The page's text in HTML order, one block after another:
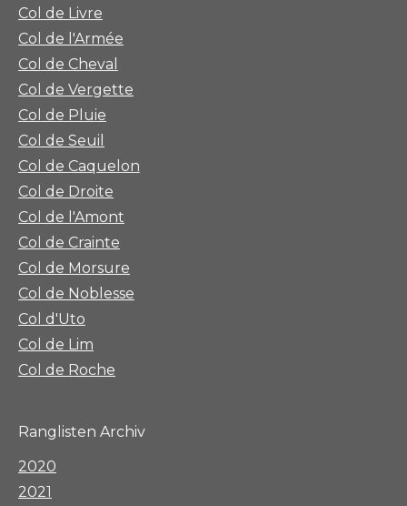
Col de Livre
Col de l'Armée
Col de Cheval
Col de Vergette
Col de Pluie
Col de Seuil
Col de Caquelon
Col de Droite
Col de l'Amont
Col de Crainte
Col de Morsure
Col de Noblesse
Col d'Uto
Col de Lim
Col de Roche
Ranglisten Archiv
2020
2021